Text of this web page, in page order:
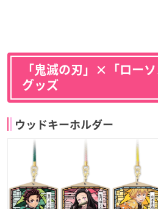
「鬼滅の刃」×「ロー
グッズ
ウッドキーホルダー